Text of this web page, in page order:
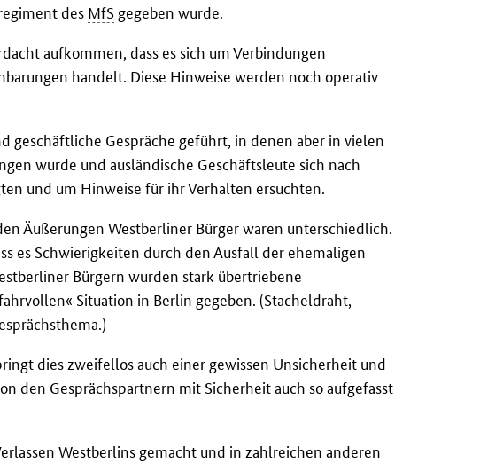
des MfS gegeben wurde.
aufkommen, dass es sich um Verbindungen
handelt. Diese Hinweise werden noch operativ
geschäftliche Gespräche geführt, in denen aber in vielen
wurde und ausländische Geschäftsleute sich nach
und um Hinweise für ihr Verhalten ersuchten.
Äußerungen Westberliner Bürger waren unterschiedlich.
es Schwierigkeiten durch den Ausfall der ehemaligen
Bürgern wurden stark übertriebene
Situation in Berlin gegeben. (Stacheldraht,
dies zweifellos auch einer gewissen Unsicherheit und
den Gesprächspartnern mit Sicherheit auch so aufgefasst
Westberlins gemacht und in zahlreichen anderen